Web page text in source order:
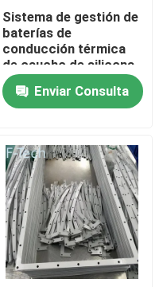
Sistema de gestión de
baterías de
conducción térmica
de caucho de silicona
de alta resistividad
Enviar Consulta